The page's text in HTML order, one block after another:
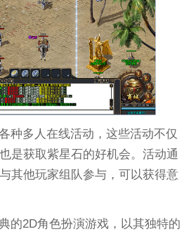
种多人在线活动，这些活动不仅
是获取紫星石的好机会。活动通
其他玩家组队参与，可以获得意
的2D角色扮演游戏，以其独特的